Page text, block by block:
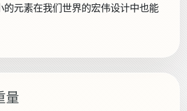
的元素在我们世界的宏伟设计中也能
量